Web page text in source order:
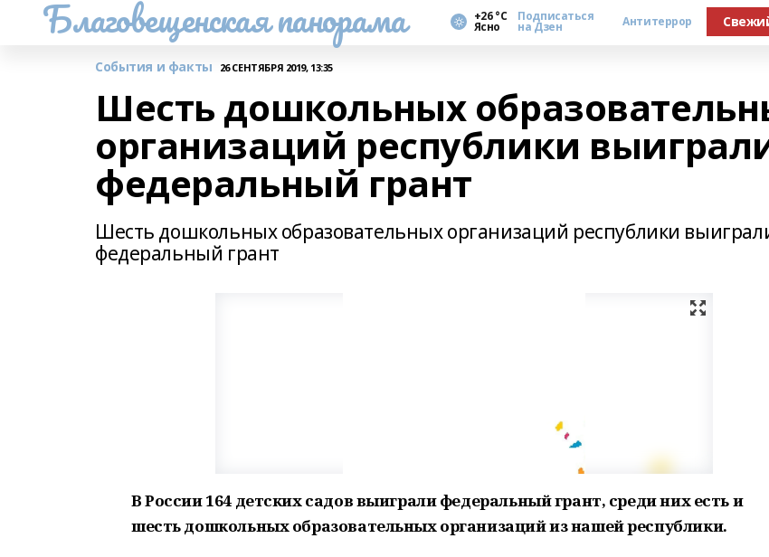
Благовещенская панорама +26 °С
Ясно
Подписаться
на Дзен Антитеррор
События и факты 26 СЕНТЯБРЯ 2019, 13:35
Шесть дошкольных
организаций республики
федеральный грант
Шесть дошкольных образовательных организаций республики
федеральный грант
В России 164 детских садов выиграли федеральный грант, среди них есть и
шесть дошкольных образовательных организаций из нашей республики.